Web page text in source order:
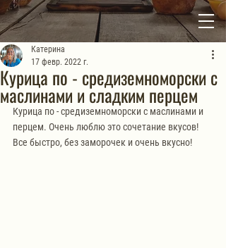
Курица по - средиземноморски с
маслинами и сладким перцем
Катерина
17 февр. 2022 г.
Курица по - средиземноморски с маслинами и
перцем. Очень люблю это сочетание вкусов!
Все быстро, без заморочек и очень вкусно!